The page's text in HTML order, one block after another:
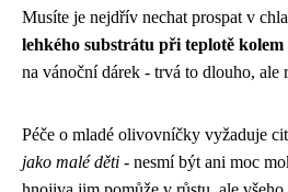
Musíte je nejdřív nechat prospat v
lehkého substrátu při teplotě kolem
na vánoční dárek - trvá to dlouho, ale
Péče o mladé olivovníčky vyžaduje
jako malé děti - nesmí být ani moc